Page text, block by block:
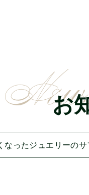
お
なったジュエリーの